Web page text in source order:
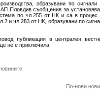
образувани по сигнали
Пловдив съобщения за
по чл.255 от НК и са в процес
и чл.283 от НК, образувани по
публикация в централен
не е приключила.
По-нови